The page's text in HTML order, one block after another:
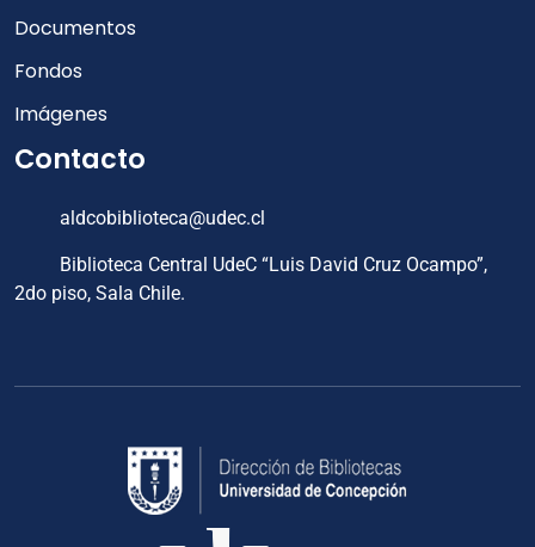
Documentos
Fondos
Imágenes
Contacto
aldcobiblioteca@udec.cl
Biblioteca Central UdeC “Luis David Cruz Ocampo”,
2do piso, Sala Chile.